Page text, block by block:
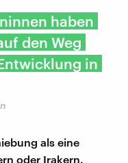
haben
den Weg
in
als eine
oder Irakern.